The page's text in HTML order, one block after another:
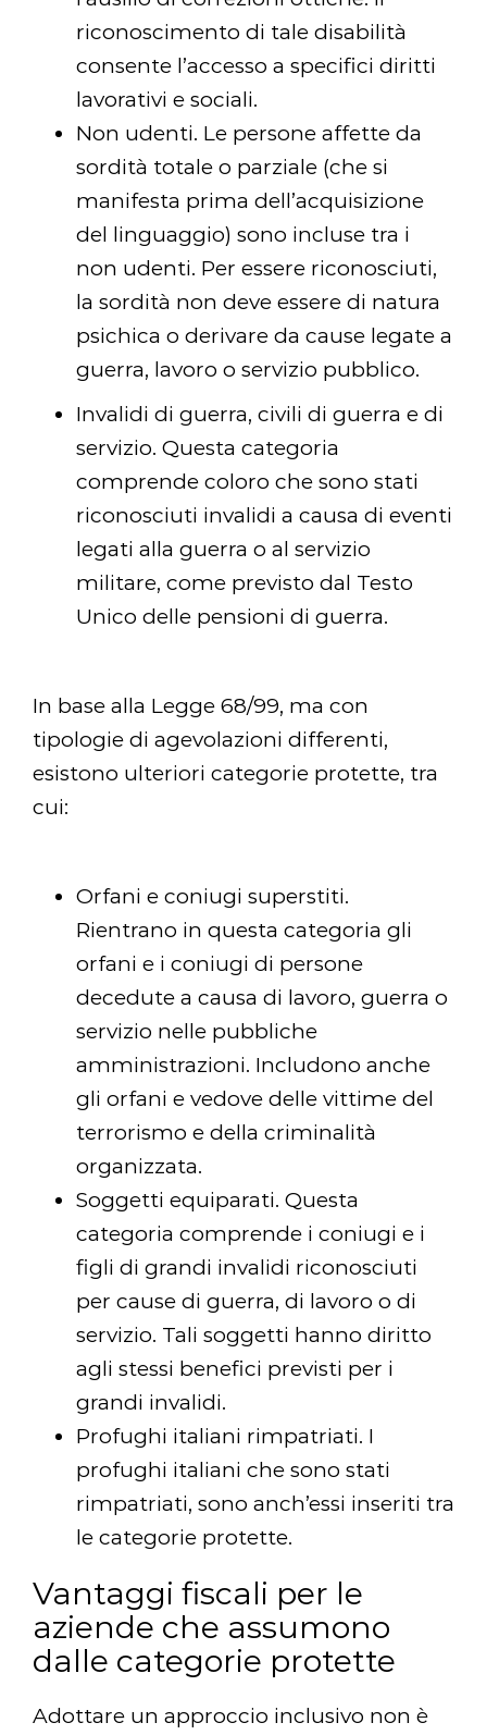
riconoscimento di tale disabilità
consente l’accesso a specifici diritti
lavorativi e sociali.
Non udenti. Le persone affette da
sordità totale o parziale (che si
manifesta prima dell’acquisizione
del linguaggio) sono incluse tra i
non udenti. Per essere riconosciuti,
la sordità non deve essere di natura
psichica o derivare da cause legate a
guerra, lavoro o servizio pubblico.
Invalidi di guerra, civili di guerra e di
servizio. Questa categoria
comprende coloro che sono stati
riconosciuti invalidi a causa di eventi
legati alla guerra o al servizio
militare, come previsto dal Testo
Unico delle pensioni di guerra.
In base alla Legge 68/99, ma con
tipologie di agevolazioni differenti,
esistono ulteriori categorie protette, tra
cui:
Orfani e coniugi superstiti.
Rientrano in questa categoria gli
orfani e i coniugi di persone
decedute a causa di lavoro, guerra o
servizio nelle pubbliche
amministrazioni. Includono anche
gli orfani e vedove delle vittime del
terrorismo e della criminalità
organizzata.
Soggetti equiparati. Questa
categoria comprende i coniugi e i
figli di grandi invalidi riconosciuti
per cause di guerra, di lavoro o di
servizio. Tali soggetti hanno diritto
agli stessi benefici previsti per i
grandi invalidi.
Profughi italiani rimpatriati. I
profughi italiani che sono stati
rimpatriati, sono anch’essi inseriti tra
le categorie protette.
Vantaggi fiscali per le
aziende che assumono
dalle categorie protette
Adottare un approccio inclusivo non è